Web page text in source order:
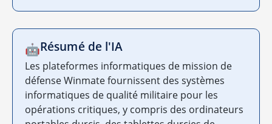
🤖Résumé de l'IA
Les plateformes informatiques de mission de
défense Winmate fournissent des systèmes
informatiques de qualité militaire pour les
opérations critiques, y compris des ordinateurs